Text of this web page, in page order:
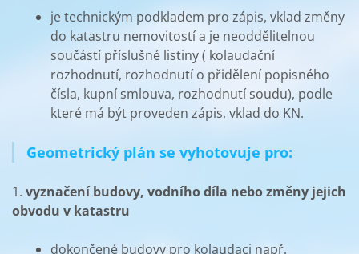
je technickým podkladem pro zápis, vklad změny
do katastru nemovitostí a je neoddělitelnou
součástí příslušné listiny ( kolaudační
rozhodnutí, rozhodnutí o přidělení popisného
čísla, kupní smlouva, rozhodnutí soudu), podle
které má být proveden zápis, vklad do KN.
Geometrický plán se vyhotovuje pro:
1. vyznačení budovy, vodního díla nebo změny jejich
obvodu v katastru
dokončené budovy pro kolaudaci např.